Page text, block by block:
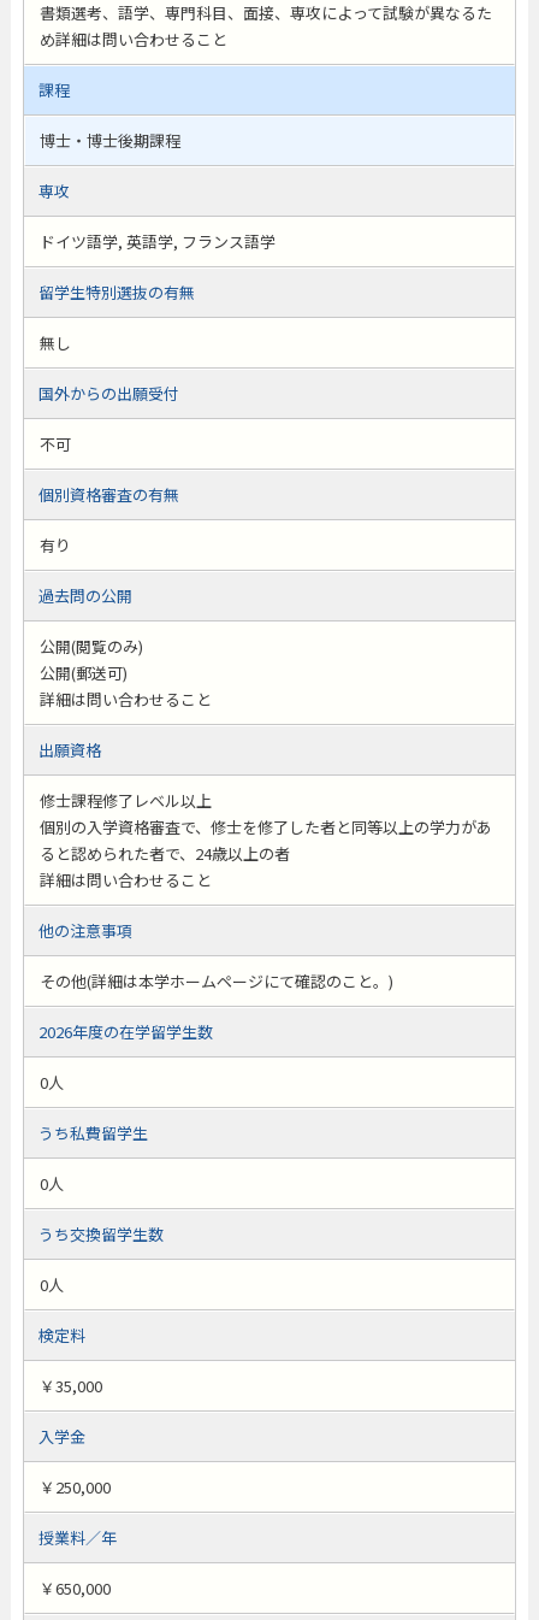
書類選考、語学、専門科目、面接、専攻によって試験が異なるた
め詳細は問い合わせること
課程
博士・博士後期課程
専攻
ドイツ語学, 英語学, フランス語学
留学生特別選抜の有無
無し
国外からの出願受付
不可
個別資格審査の有無
有り
過去問の公開
公開(閲覧のみ)
公開(郵送可)
詳細は問い合わせること
出願資格
修士課程修了レベル以上
個別の入学資格審査で、修士を修了した者と同等以上の学力があ
ると認められた者で、24歳以上の者
詳細は問い合わせること
他の注意事項
その他(詳細は本学ホームページにて確認のこと。)
2026年度の在学留学生数
0人
うち私費留学生
0人
うち交換留学生数
0人
検定料
￥35,000
入学金
￥250,000
授業料／年
￥650,000